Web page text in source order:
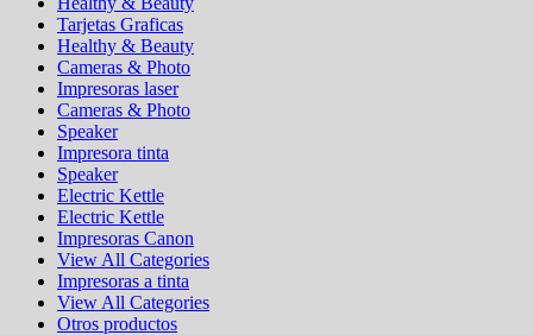
Tarjetas Graficas
Healthy & Beauty
Cameras & Photo
Impresoras laser
Cameras & Photo
Speaker
Impresora tinta
Speaker
Electric Kettle
Electric Kettle
Impresoras Canon
View All Categories
Impresoras a tinta
View All Categories
Otros productos